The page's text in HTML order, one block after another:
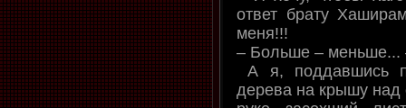
ответ брату
меня!!!
– Больше – меньше...
А я, поддавшись
дерева на крышу над